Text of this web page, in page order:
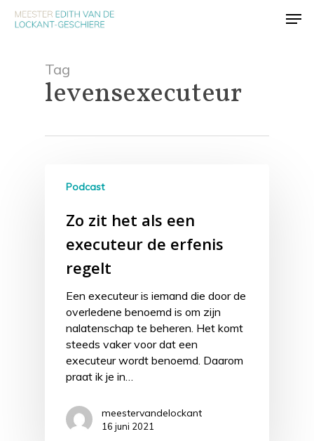
Tag
levensexecuteur
Podcast
Zo zit het als een
executeur de erfenis
regelt
Een executeur is iemand die door de
overledene benoemd is om zijn
nalatenschap te beheren. Het komt
steeds vaker voor dat een
executeur wordt benoemd. Daarom
praat ik je in…
meestervandelockant
16 juni 2021